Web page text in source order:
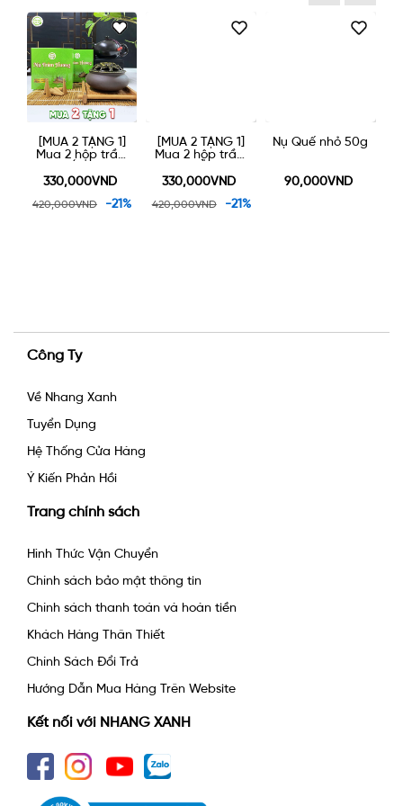
[MUA 2 TẶNG 1]
Mua 2 hộp trầm
tặng một lư gốm
xông trầm 90k
330,000VND
420,000VND -21%
[MUA 2 TẶNG 1]
Mua 2 hộp trầm
tặng một lư gốm
xông trầm 90k
330,000VND
420,000VND -21%
Nụ Quế nhỏ 50g
90,000VND
Công Ty
Về Nhang Xanh
Tuyển Dụng
Hệ Thống Cửa Hàng
Ý Kiến Phản Hồi
Trang chính sách
Hình Thức Vận Chuyển
Chính sách bảo mật thông tin
Chính sách thanh toán và hoàn tiền
Khách Hàng Thân Thiết
Chính Sách Đổi Trả
Hướng Dẫn Mua Hàng Trên Website
Kết nối với NHANG XANH